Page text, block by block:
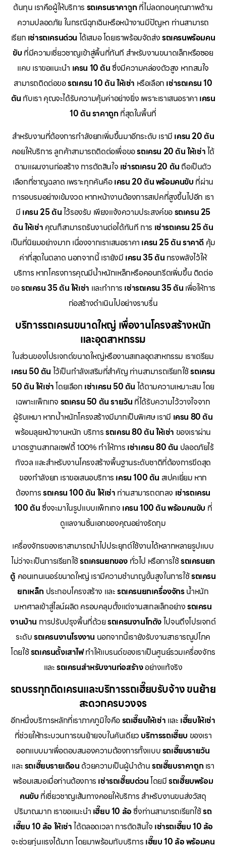
ต้นทุน เราคือผู้ให้บริการ รถเครนราคาถูกที่ไม่ลดทอนคุณภาพด้าน
ความปลอดภัย ในกรณีฉุกเฉินหรือหน้างานมีปัญหา ท่านสามารถ
เรียก เช่ารถเครนด่วน ได้เสมอ โดยเราพร้อมจัดส่งรถเครนพร้อมคน
ขับ ที่มีความเชี่ยวชาญเข้าสู่พื้นที่ทันที สำหรับงานขนาดเล็กหรือซอย
แคบ เราขอแนะนำ เครน 10 ตันซึ่งมีความคล่องตัวสูง หากสนใจ
สามารถติดต่อขอรถเครน 10 ตัน ให้เช่า หรือเลือก เช่ารถเครน 10
ตัน กับเรา คุณจะได้รับความคุ้มค่าอย่างยิ่ง เพราะเราเสนอราคา เครน
10 ตัน ราคาถูกที่สุดในพื้นที่
สำหรับงานที่ต้องการกำลังยกเพิ่มขึ้นมาอีกระดับ เรามี เครน 20 ตัน
คอยให้บริการ ลูกค้าสามารถติดต่อเพื่อขอรถเครน 20 ตัน ให้เช่าได้
ตามแผนงานก่อสร้าง การตัดสินใจ เช่ารถเครน 20 ตัน ถือเป็นตัว
เลือกที่ชาญฉลาด เพราะทุกคันคือเครน 20 ตัน พร้อมคนขับ ที่ผ่าน
การอบรมอย่างเข้มงวด หากหน้างานต้องการสเปคที่สูงขึ้นไปอีก เรา
มี เครน 25 ตันไว้รองรับ เพียงแจ้งความประสงค์ขอรถเครน 25
ตัน ให้เช่า คุณก็สามารถรันงานต่อได้ทันที การ เช่ารถเครน 25 ตัน
เป็นที่นิยมอย่างมาก เนื่องจากเราเสนอราคา เครน 25 ตัน ราคาดี คุ้ม
ค่าที่สุดในตลาด นอกจากนี้ เรายังมี เครน 35 ตัน ทรงพลังไว้ให้
บริการ หากโครงการคุณมีน้ำหนักเหล็กหรือคอนกรีตเพิ่มขึ้น ติดต่อ
ขอรถเครน 35 ตัน ให้เช่า และทำการ เช่ารถเครน 35 ตัน เพื่อให้การ
ก่อสร้างดำเนินไปอย่างราบรื่น
บริการรถเครนขนาดใหญ่ เพื่องานโครงสร้างหนัก
และอุตสาหกรรม
ในส่วนของโปรเจกต์ขนาดใหญ่หรืองานสเกลอุตสาหกรรม เราเตรียม
เครน 50 ตัน ไว้เป็นกำลังเสริมที่สำคัญ ท่านสามารถเรียกใช้รถเครน
50 ตัน ให้เช่าโดยเลือก เช่าเครน 50 ตัน ได้ตามความเหมาะสม โดย
เฉพาะแพ็กเกจ รถเครน 50 ตัน รายวัน ที่ได้รับความไว้วางใจจาก
ผู้รับเหมา หากน้ำหนักโครงสร้างมีมากเป็นพิเศษ เรามี เครน 80 ตัน
พร้อมลุยหน้างานหนัก บริการรถเครน 80 ตัน ให้เช่า ของเราผ่าน
มาตรฐานสากลเซฟตี้ 100% ทำให้การ เช่าเครน 80 ตัน ปลอดภัยไร้
กังวล และสำหรับงานโครงสร้างพื้นฐานระดับชาติที่ต้องการขีดสุด
ของกำลังยก เราขอเสนอบริการ เครน 100 ตัน สเปคเยี่ยม หาก
ต้องการรถเครน 100 ตัน ให้เช่า ท่านสามารถตกลง เช่ารถเครน
100 ตันซึ่งจะมาในรูปแบบแพ็กเกจ เครน 100 ตัน พร้อมคนขับ ที่
ดูแลงานชิ้นเอกของคุณอย่างรัดกุม
เครื่องจักรของเราสามารถนำไปประยุกต์ใช้งานได้หลากหลายรูปแบบ
ไม่ว่าจะเป็นการเรียกใช้รถเครนยกของ ทั่วไป หรือการใช้รถเครนยก
ตู้ คอนเทนเนอร์ขนาดใหญ่ เรามีความชำนาญขั้นสูงในการใช้รถเครน
ยกเหล็ก ประกอบโครงสร้าง และรถเครนยกเครื่องจักรน้ำหนัก
มหาศาลเข้าสู่ไลน์ผลิต ครอบคลุมตั้งแต่งานสเกลเล็กอย่างรถเครน
งานบ้าน การปรับปรุงพื้นที่ด้วยรถเครนงานโกดังไปจนถึงโปรเจกต์
ระดับรถเครนงานโรงงาน นอกจากนี้เรายังรับงานสาธารณูปโภค
โดยใช้รถเครนตั้งเสาไฟทำให้แบรนด์ของเราเป็นศูนย์รวมเครื่องจักร
และรถเครนสำหรับงานก่อสร้างอย่างแท้จริง
รถบรรทุกติดเครนและบริการรถเฮี๊ยบรับจ้าง ขนย้าย
สะดวกครบวงจร
อีกหนึ่งบริการหลักที่เราภาคภูมิใจคือรถเฮี๊ยบให้เช่า และ เฮี๊ยบให้เช่า
ที่ช่วยให้กระบวนการขนย้ายจบในคันเดียว บริการรถเฮี๊ยบ ของเรา
ออกแบบมาเพื่อตอบสนองความต้องการทั้งแบบรถเฮี๊ยบรายวัน
และรถเฮี๊ยบรายเดือน ด้วยความเป็นผู้นำด้านรถเฮี๊ยบราคาถูกเรา
พร้อมเสมอเมื่อท่านต้องการ เช่ารถเฮี๊ยบด่วนโดยมีรถเฮี๊ยบพร้อม
คนขับ ที่เชี่ยวชาญเส้นทางคอยให้บริการ สำหรับงานขนส่งวัสดุ
ปริมาณมาก เราขอแนะนำ เฮี๊ยบ 10 ล้อซึ่งท่านสามารถเรียกใช้รถ
เฮี๊ยบ 10 ล้อ ให้เช่าได้ตลอดเวลา การตัดสินใจ เช่ารถเฮี๊ยบ 10 ล้อ
จะช่วยทุ่นแรงได้มาก โดยมาพร้อมกับบริการ เฮี๊ยบ 10 ล้อ พร้อมคน